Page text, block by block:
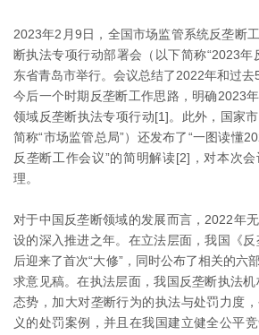
2023年2月9日，全国市场监管系统反垄断
断执法专项行动部署会（以下简称“2023年
东省青岛市举行。会议总结了2022年和过去
今后一个时期反垄断工作思路，明确2023
领域反垄断执法专项行动[1]。此外，国家
简称“市场监管总局”）还发布了“一图读懂
反垄断工作会议”的简明解读[2]，对本次
理。
对于中国反垄断领域的发展而言，2022年
设的深入推进之年。在立法层面，我国《
后迎来了首次“大修”，同时公布了相关的六
求意见稿。在执法层面，我国反垄断执法
态势，加大对垄断行为的执法与处罚力度
义的处罚案例，并且在我国建立健全公平